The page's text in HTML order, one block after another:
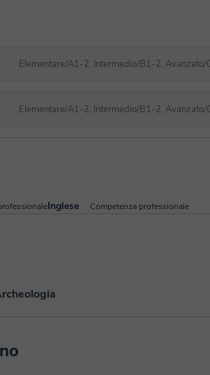
Elementare/A1-2, Intermedio/B1-2, Avanzato/
Elementare/A1-2, Intermedio/B1-2, Avanzato/
Inglese Competenza professionale